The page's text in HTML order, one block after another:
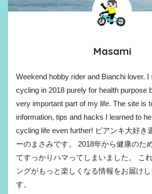
Masami
Weekend hobby rider and Bianchi lover. I
cycling in 2018 purely for health purpose
very important part of my life. The site is
information, tips and hacks I learned to
cycling life even further! ビアンキ大好き
ーのまさみです。 2018年から健康のた
てすっかりハマってしまいました。 こ
ングがもっと楽しくなる情報をお届け
す。